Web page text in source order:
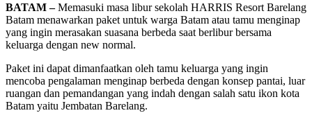
BATAM –Memasuki masa libur sekolah HARRIS Resort Barelang
Batam menawarkan paket untuk warga Batam atau tamu menginap
yang ingin merasakan suasana berbeda saat berlibur bersama
keluarga dengan new normal.
Paket ini dapat dimanfaatkan oleh tamu keluarga yang ingin
mencoba pengalaman menginap berbeda dengan konsep pantai, luar
ruangan dan pemandangan yang indah dengan salah satu ikon kota
Batam yaitu Jembatan Barelang.